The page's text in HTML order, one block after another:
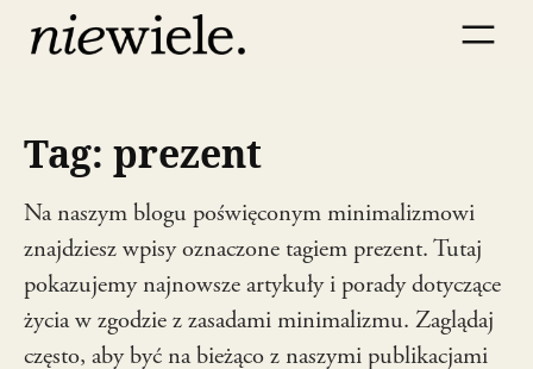
Tag:prezent
Na naszym blogu poświęconym minimalizmowi
znajdziesz wpisy oznaczone tagiem prezent. Tutaj
pokazujemy najnowsze artykuły i porady dotyczące
życia w zgodzie z zasadami minimalizmu. Zaglądaj
często, aby być na bieżąco z naszymi publikacjami